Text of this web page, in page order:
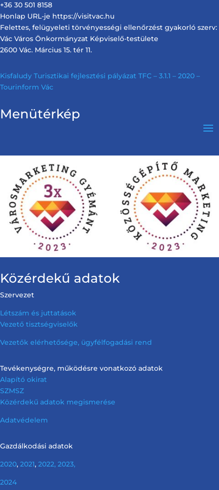
+36 30 501 8158
Honlap URL-je https://visitvac.hu
Felettes, felügyeleti törvényességi ellenőrzést gyakorló szerv:
Vác Város Önkormányzat Képviselő-testülete
2600 Vác. Március 15. tér 11.
Kisfaludy Turisztikai fejlesztési pályázat TFC – 3.1.1 – 2020 –
Tourinform Vác
Menütérkép
Közérdekű adatok
Szervezet
Létszám és juttatások
Vezető tisztségviselők
Vezetők elérhetősége, ügyfélfogadási rend
Tevékenységre, működésre vonatkozó adatok
Alapító okirat
SZMSZ
Közérdekű adatok megismerése
Adatvédelem
Gazdálkodási adatok
2020, 2021, 2022, 2023,
2024